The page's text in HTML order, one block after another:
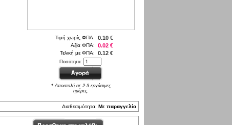
Τιμή χωρίς ΦΠΑ: 0.10 €
Αξία ΦΠΑ: 0.02 €
Τελική με ΦΠΑ: 0.12 €
Ποσότητα:
* Αποστολή σε 2-3 εργάσιμες
ημέρες.
Διαθεσιμότητα: Με παραγγελία